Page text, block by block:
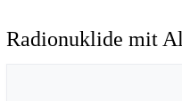
Radionuklide mit